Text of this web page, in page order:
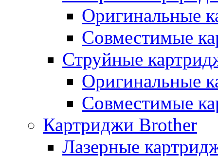
Оригинальные
Совместимые
Струйные
Оригинальные
Совместимые
Картриджи Brother
Лазерные